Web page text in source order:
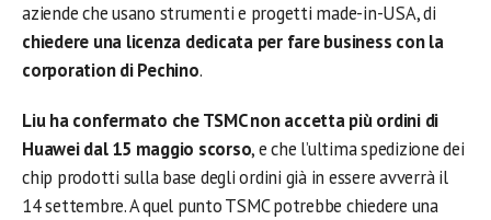
aziende che usano strumenti e progetti made-in-USA, di
chiedere una licenza dedicata per fare business con la
corporation di Pechino.
Liu ha confermato che TSMC non accetta più ordini di
Huawei dal 15 maggio scorso, e che l’ultima spedizione dei
chip prodotti sulla base degli ordini già in essere avverrà il
14 settembre. A quel punto TSMC potrebbe chiedere una